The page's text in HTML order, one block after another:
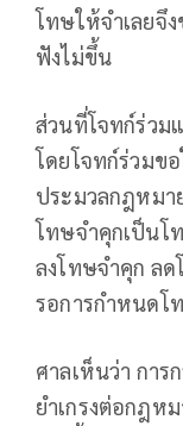
โทษให้จำเลยจึ
ฟังไม่ขึ้น
ส่วนที่โจทก์ร่วม
โดยโจทก์ร่วมข
ประมวลกฎหมา
โทษจำคุกเป็นโ
ลงโทษจำคุก ล
รอการกำหนดโ
ศาลเห็นว่า การ
ยำเกรงต่อกฎห